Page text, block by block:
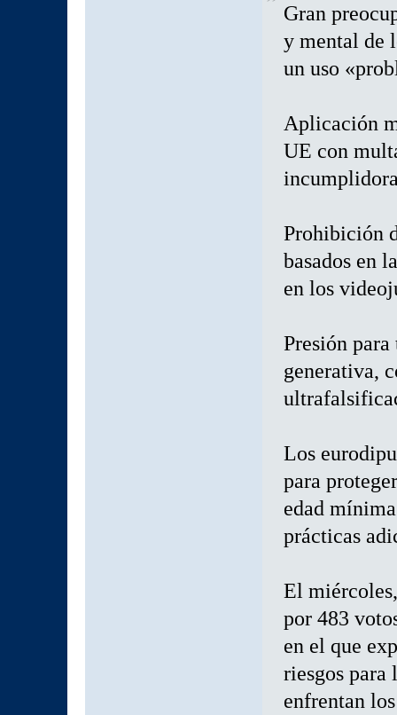
Gran
y mental de
un uso
Aplicación
UE con
Prohibición
basados en
en los
Presión
generativa,
Los
para
edad
prácticas
El
por 483
en el que
riesgos para
enfrentan